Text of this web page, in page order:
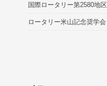
国際ロータリー第2580地区
ロータリー米山記念奨学会